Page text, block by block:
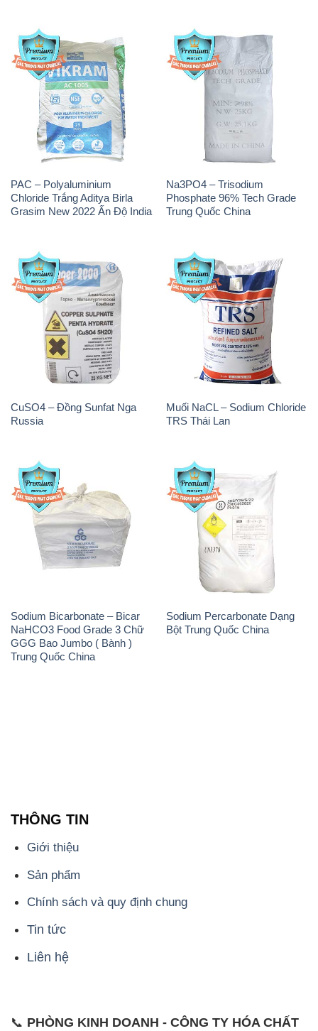
PAC – Polyaluminium
Chloride Trắng Aditya Birla
Grasim New 2022 Ấn Độ India
Na3PO4 – Trisodium
Phosphate 96% Tech Grade
Trung Quốc China
CuSO4 – Đồng Sunfat Nga
Russia
Muối NaCL – Sodium Chloride
TRS Thái Lan
Sodium Bicarbonate – Bicar
NaHCO3 Food Grade 3 Chữ
GGG Bao Jumbo ( Bành )
Trung Quốc China
Sodium Percarbonate Dạng
Bột Trung Quốc China
THÔNG TIN
Giới thiệu
Sản phẩm
Chính sách và quy định chung
Tin tức
Liên hệ
📞 PHÒNG KINH DOANH - CÔNG TY HÓA CHẤT